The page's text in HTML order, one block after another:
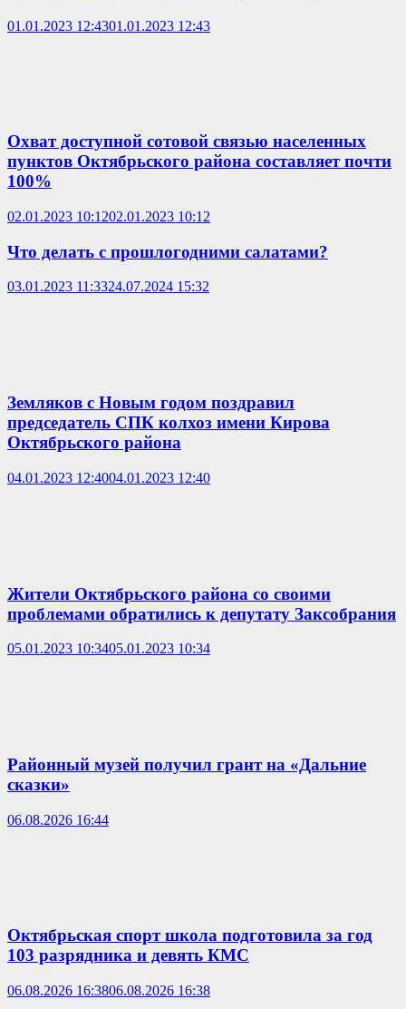
01.01.2023 12:4301.01.2023 12:43
Охват доступной сотовой связью населенных
пунктов Октябрьского района составляет почти
100%
02.01.2023 10:1202.01.2023 10:12
Что делать с прошлогодними салатами?
03.01.2023 11:3324.07.2024 15:32
Земляков с Новым годом поздравил
председатель СПК колхоз имени Кирова
Октябрьского района
04.01.2023 12:4004.01.2023 12:40
Жители Октябрьского района со своими
проблемами обратились к депутату Заксобрания
05.01.2023 10:3405.01.2023 10:34
Районный музей получил грант на «Дальние
сказки»
06.08.2026 16:44
Октябрьская спорт школа подготовила за год
103 разрядника и девять КМС
06.08.2026 16:3806.08.2026 16:38